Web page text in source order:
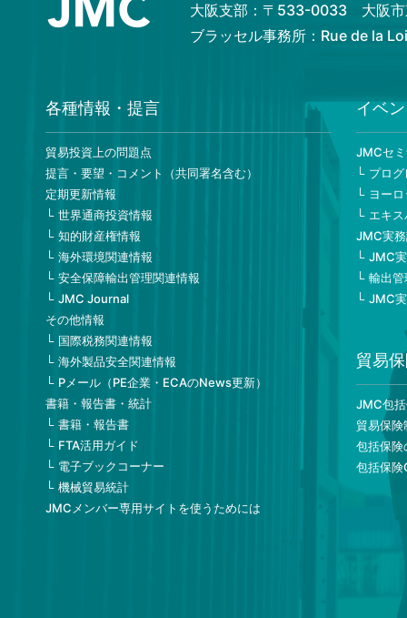
大阪支部：〒533-0033 大阪市
ブラッセル事務所：Rue de la
各種情報・提言
貿易投資上の問題点
提言・要望・コメント（共同署名含む）
定期更新情報
世界通商投資情報
知的財産権情報
海外環境関連情報
安全保障輸出管理関連情報
JMC Journal
その他情報
国際税務関連情報
海外製品安全関連情報
Pメール（PE企業・ECAのNews更新）
書籍・報告書・統計
書籍・報告書
FTA活用ガイド
電子ブックコーナー
機械貿易統計
JMCメンバー専用サイトを使うためには
イベ
JMCセ
プロ
ヨー
エキ
JMC実
JMC
輸出
JMC
貿易
JMC包
貿易保険
包括保険
包括保険